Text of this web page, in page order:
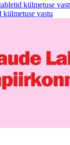
külmetuse
vastu